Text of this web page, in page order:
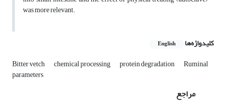
was more relevant.
کلیدواژه‌ها English
Bitter vetch chemical processing protein degradation Ruminal
parameters
مراجع